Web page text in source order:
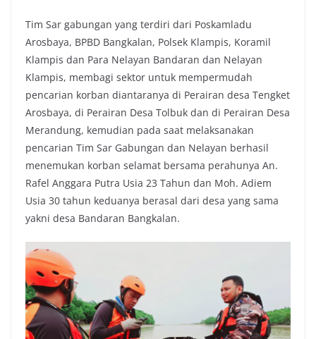
Tim Sar gabungan yang terdiri dari Poskamladu
Arosbaya, BPBD Bangkalan, Polsek Klampis, Koramil
Klampis dan Para Nelayan Bandaran dan Nelayan
Klampis, membagi sektor untuk mempermudah
pencarian korban diantaranya di Perairan desa Tengket
Arosbaya, di Perairan Desa Tolbuk dan di Perairan Desa
Merandung, kemudian pada saat melaksanakan
pencarian Tim Sar Gabungan dan Nelayan berhasil
menemukan korban selamat bersama perahunya An.
Rafel Anggara Putra Usia 23 Tahun dan Moh. Adiem
Usia 30 tahun keduanya berasal dari desa yang sama
yakni desa Bandaran Bangkalan.